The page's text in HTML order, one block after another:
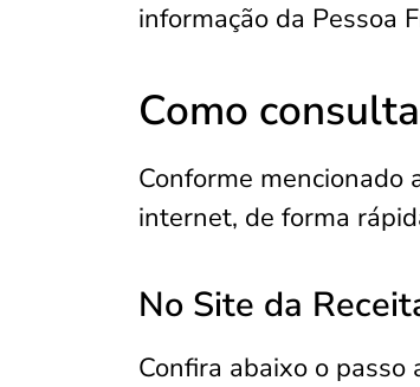
informação da Pessoa
Como
Conforme mencionado
internet, de forma
No Site da
Confira abaixo o passo